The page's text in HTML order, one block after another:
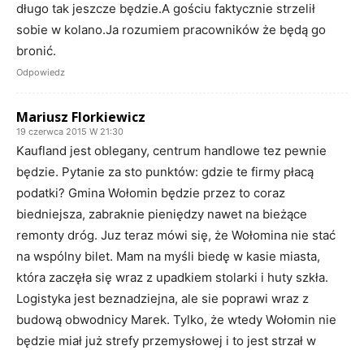
długo tak jeszcze będzie.A gościu faktycznie strzelił
sobie w kolano.Ja rozumiem pracowników że będą go
bronić.
Odpowiedz
Mariusz Florkiewicz
19 czerwca 2015 W 21:30
Kaufland jest oblegany, centrum handlowe tez pewnie
będzie. Pytanie za sto punktów: gdzie te firmy płacą
podatki? Gmina Wołomin będzie przez to coraz
biedniejsza, zabraknie pieniędzy nawet na bieżące
remonty dróg. Juz teraz mówi się, że Wołomina nie stać
na wspólny bilet. Mam na myśli biedę w kasie miasta,
która zaczęła się wraz z upadkiem stolarki i huty szkła.
Logistyka jest beznadziejna, ale sie poprawi wraz z
budową obwodnicy Marek. Tylko, że wtedy Wołomin nie
będzie miał już strefy przemysłowej i to jest strzał w